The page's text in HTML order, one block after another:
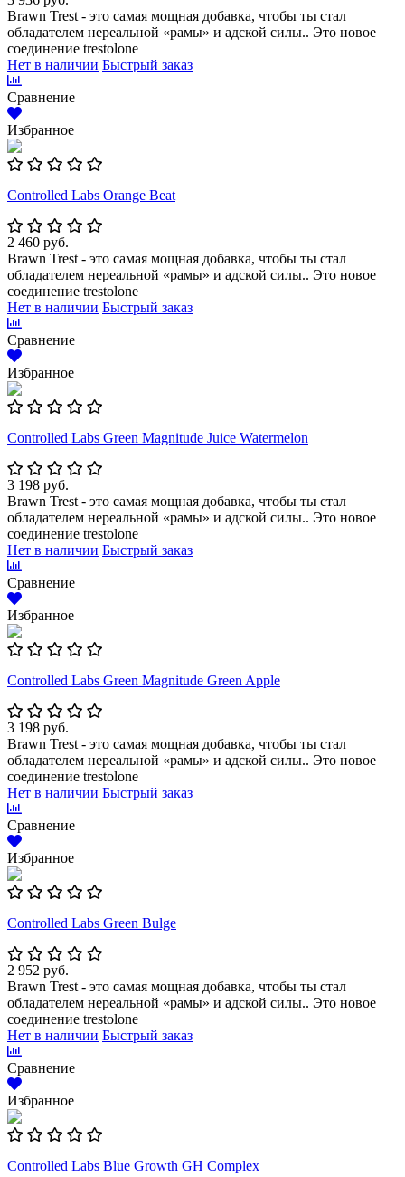
Brawn Trest - это самая мощная добавка, чтобы ты стал
обладателем нереальной «рамы» и адской силы.. Это новое
соединение trestolone
Нет в наличии Быстрый заказ
Сравнение
Избранное
Controlled Labs Orange Beat
2 460 руб.
Brawn Trest - это самая мощная добавка, чтобы ты стал
обладателем нереальной «рамы» и адской силы.. Это новое
соединение trestolone
Нет в наличии Быстрый заказ
Сравнение
Избранное
Controlled Labs Green Magnitude Juice Watermelon
3 198 руб.
Brawn Trest - это самая мощная добавка, чтобы ты стал
обладателем нереальной «рамы» и адской силы.. Это новое
соединение trestolone
Нет в наличии Быстрый заказ
Сравнение
Избранное
Controlled Labs Green Magnitude Green Apple
3 198 руб.
Brawn Trest - это самая мощная добавка, чтобы ты стал
обладателем нереальной «рамы» и адской силы.. Это новое
соединение trestolone
Нет в наличии Быстрый заказ
Сравнение
Избранное
Controlled Labs Green Bulge
2 952 руб.
Brawn Trest - это самая мощная добавка, чтобы ты стал
обладателем нереальной «рамы» и адской силы.. Это новое
соединение trestolone
Нет в наличии Быстрый заказ
Сравнение
Избранное
Controlled Labs Blue Growth GH Complex